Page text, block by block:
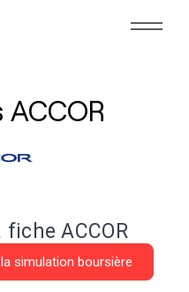
ACCOR
simulation boursière